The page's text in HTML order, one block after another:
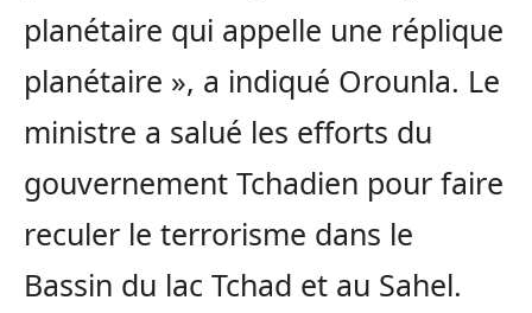
planétaire qui appelle une réplique
planétaire », a indiqué Orounla. Le
ministre a salué les efforts du
gouvernement Tchadien pour faire
reculer le terrorisme dans le
Bassin du lac Tchad et au Sahel.